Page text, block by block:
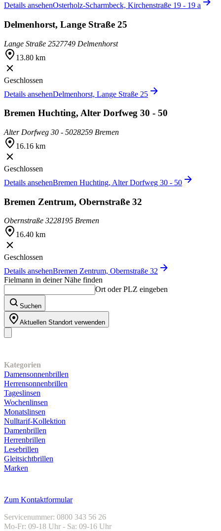
Details ansehenOsterholz-Scharmbeck, Kirchenstraße 19 - 19 a
Delmenhorst, Lange Straße 25
Lange Straße 2527749 Delmenhorst
13.80 km
Geschlossen
Details ansehenDelmenhorst, Lange Straße 25
Bremen Huchting, Alter Dorfweg 30 - 50
Alter Dorfweg 30 - 5028259 Bremen
16.16 km
Geschlossen
Details ansehenBremen Huchting, Alter Dorfweg 30 - 50
Bremen Zentrum, Obernstraße 32
Obernstraße 3228195 Bremen
16.40 km
Geschlossen
Details ansehenBremen Zentrum, Obernstraße 32
Fielmann in deiner Nähe finden
Ort oder PLZ eingeben
Suchen
Aktuellen Standort verwenden
Kategorien
Damensonnenbrillen
Herrensonnenbrillen
Tageslinsen
Wochenlinsen
Monatslinsen
Nulltarif-Kollektion
Damenbrillen
Herrenbrillen
Lesebrillen
Gleitsichtbrillen
Marken
Zum Kontaktformular
Servicenummer: 0800 343 56 26
Mo-Fr: 09-18 Uhr - Sa: 09-16 Uhr